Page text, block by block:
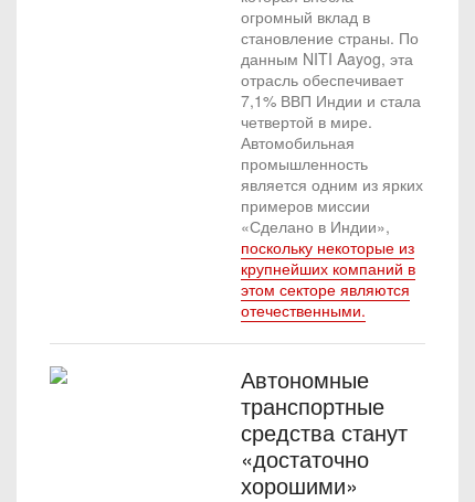
огромный вклад в
становление страны. По
данным NITI Aayog, эта
отрасль обеспечивает
7,1% ВВП Индии и стала
четвертой в мире.
Автомобильная
промышленность
является одним из ярких
примеров миссии
«Сделано в Индии»,
поскольку некоторые из
крупнейших компаний в
этом секторе являются
отечественными.
Автономные
транспортные
средства станут
«достаточно
хорошими»